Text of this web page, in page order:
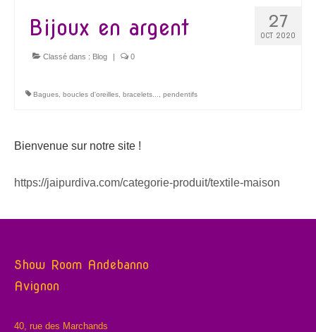
27
OCT 2020
Bijoux en argent
Classé dans : Blog | 0
Bagues boucles d'oreilles bracelets... pendentifs
Bienvenue sur notre site !
https://jaipurdiva.com/categorie-produit/textile-maison
Show Room Andebanno
Avignon
40, rue des Marchands